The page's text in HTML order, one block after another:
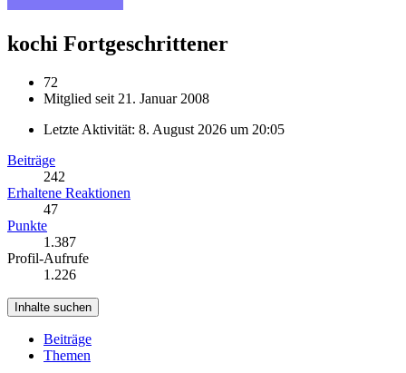
kochi Fortgeschrittener
72
Mitglied seit 21. Januar 2008
Letzte Aktivität: 8. August 2026 um 20:05
Beiträge
242
Erhaltene Reaktionen
47
Punkte
1.387
Profil-Aufrufe
1.226
Inhalte suchen
Beiträge
Themen